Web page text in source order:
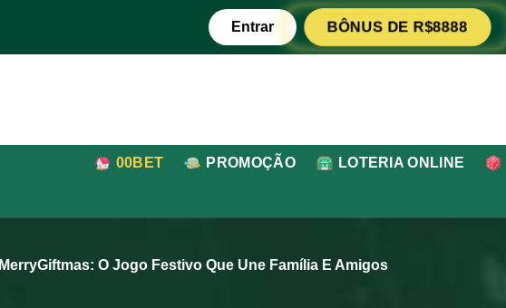
Entrar BÔNUS DE R$8888
00BET PROMOÇÃO LOTERIA ONLINE
MerryGiftmas: O Jogo Festivo Que Une Família E Amigos